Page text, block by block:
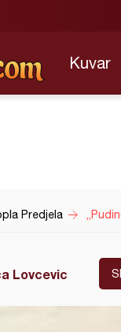
Kuvar
Predjela
Lovcevic